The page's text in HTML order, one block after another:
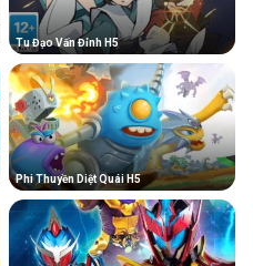
Tu Đạo Vấn Đỉnh H5
Phi Thuyền Diệt Quái H5